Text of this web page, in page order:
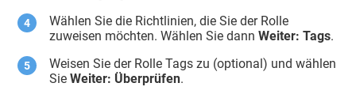
Wählen Sie die Richtlinien, die Sie der Rolle
zuweisen möchten. Wählen Sie dannWeiter: Tags.
Weisen Sie der Rolle Tags zu (optional) und wählen
SieWeiter: Überprüfen.